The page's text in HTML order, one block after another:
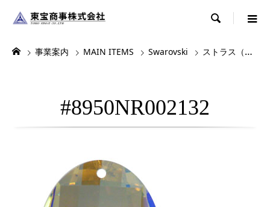

事業案内 MAIN ITEMS Swarovski ストラス（シャンデリアパーツ）
#8950NR002132